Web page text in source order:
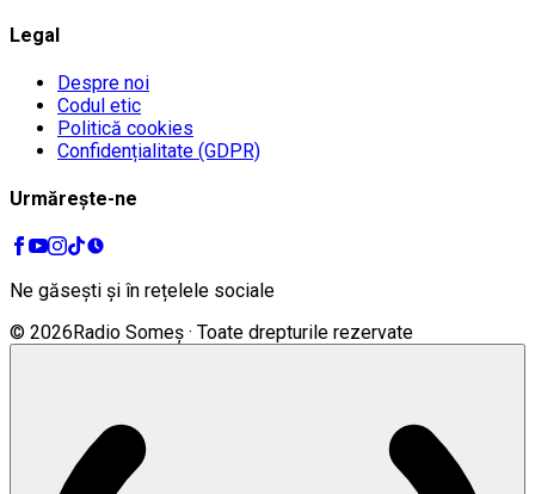
Legal
Despre noi
Codul etic
Politică cookies
Confidențialitate (GDPR)
Urmărește-ne
Ne găsești și în rețelele sociale
© 2026Radio Someș · Toate drepturile rezervate